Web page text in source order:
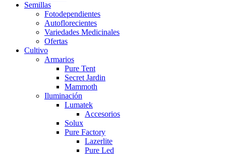
Semillas
Fotodependientes
Autoflorecientes
Variedades Medicinales
Ofertas
Cultivo
Armarios
Pure Tent
Secret Jardin
Mammoth
Iluminación
Lumatek
Accesorios
Solux
Pure Factory
Lazerlite
Pure Led